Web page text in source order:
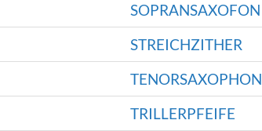
SOPRANSAXOFON
STREICHZITHER
TENORSAXOPHON
TRILLERPFEIFE